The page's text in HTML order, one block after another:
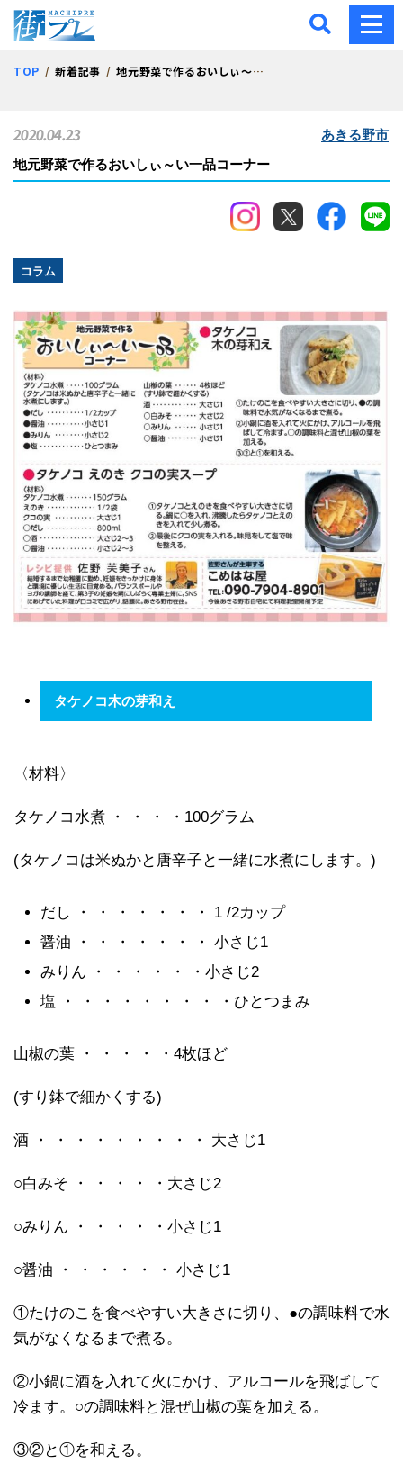
街プレ -東京・西多摩の
TOP 新着記事 地元野菜で作るおいしぃ～い一品コーナー
地元野菜で作るおいしぃ～い一品コーナー
コラム
2020.04.23 あきる野市
タケノコ木の芽和え
〈材料〉
タケノコ水煮 ・ ・ ・ ・100グラム
(タケノコは米ぬかと唐辛子と一緒に水煮にします。)
だし ・ ・ ・ ・ ・ ・ ・ 1 /2カップ
醤油 ・ ・ ・ ・ ・ ・ ・ 小さじ1
みりん ・ ・ ・ ・ ・ ・小さじ2
塩 ・ ・ ・ ・ ・ ・ ・ ・ ・ひとつまみ
山椒の葉 ・ ・ ・ ・ ・4枚ほど
(すり鉢で細かくする)
酒 ・ ・ ・ ・ ・ ・ ・ ・ ・ 大さじ1
○白みそ ・ ・ ・ ・ ・大さじ2
○みりん ・ ・ ・ ・ ・小さじ1
○醤油 ・ ・ ・ ・ ・ ・ 小さじ1
①たけのこを食べやすい大きさに切り、●の調味料で水
気がなくなるまで煮る。
②小鍋に酒を入れて火にかけ、アルコールを飛ばして
冷ます。○の調味料と混ぜ山椒の葉を加える。
③②と①を和える。